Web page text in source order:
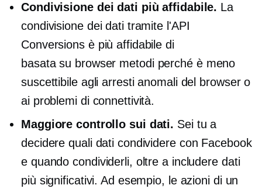
Condivisione dei dati più affidabile. La
condivisione dei dati tramite l'API
Conversions è più affidabile di
basata su browser metodi perché è meno
suscettibile agli arresti anomali del browser o
ai problemi di connettività.
Maggiore controllo sui dati. Sei tu a
decidere quali dati condividere con Facebook
e quando condividerli, oltre a includere dati
più significativi. Ad esempio, le azioni di un